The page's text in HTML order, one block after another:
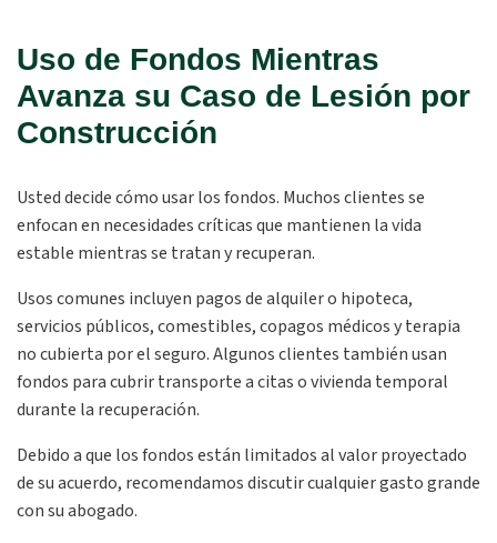
Uso de Fondos Mientras
Avanza su Caso de Lesión por
Construcción
Usted decide cómo usar los fondos. Muchos clientes se
enfocan en necesidades críticas que mantienen la vida
estable mientras se tratan y recuperan.
Usos comunes incluyen pagos de alquiler o hipoteca,
servicios públicos, comestibles, copagos médicos y terapia
no cubierta por el seguro. Algunos clientes también usan
fondos para cubrir transporte a citas o vivienda temporal
durante la recuperación.
Debido a que los fondos están limitados al valor proyectado
de su acuerdo, recomendamos discutir cualquier gasto grande
con su abogado.